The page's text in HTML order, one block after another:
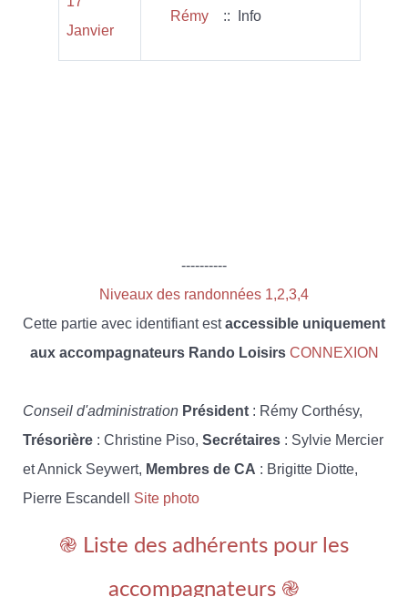
Janvier
Rémy :: Info
----------
Niveaux des randonnées 1,2,3,4
Cette partie avec identifiant estaccessible uniquement
aux accompagnateurs Rando Loisirs CONNEXION
Conseil d'administration Président : Rémy Corthésy,
Trésorière : Christine Piso, Secrétaires : Sylvie Mercier
et Annick Seywert, Membres de CA : Brigitte Diotte,
Pierre Escandell Site photo
֎ Liste des adhérents pour les
accompagnateurs ֎